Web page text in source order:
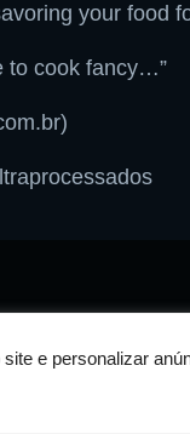
e personalizar
your food
to cook fancy…”
DESENVOLVIDO POR